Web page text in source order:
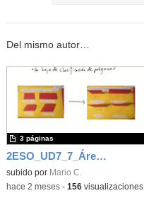
Del mismo autor…
2ESO_UD7_7_Áreas de paralelogramos
Contenido educativo.
subido por Mario C.
3 páginas
-hace 2 meses- 156visualizaciones